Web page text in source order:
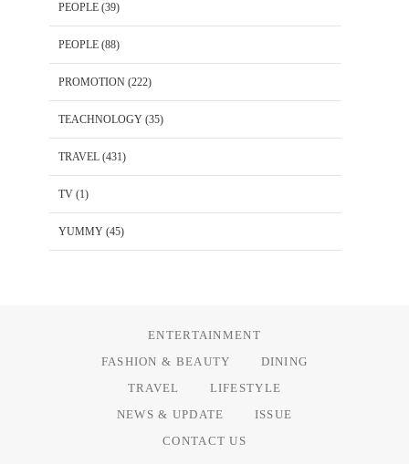
PEOPLE (39)
PEOPLE (88)
PROMOTION (222)
TEACHNOLOGY (35)
TRAVEL (431)
TV (1)
YUMMY (45)
ENTERTAINMENT
FASHION & BEAUTY
DINING
TRAVEL
LIFESTYLE
NEWS & UPDATE
ISSUE
CONTACT US